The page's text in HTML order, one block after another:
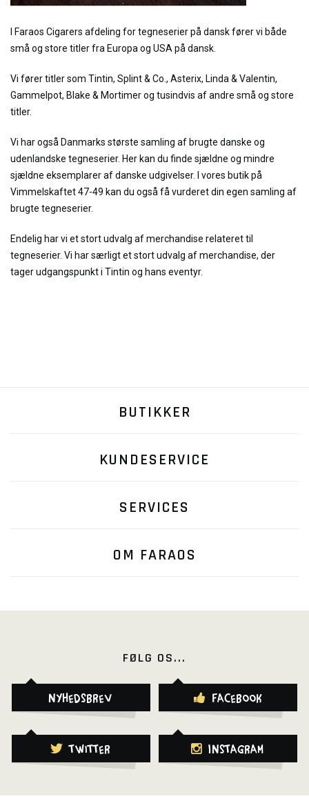
I Faraos Cigarers afdeling for tegneserier på dansk fører vi både
små og store titler fra Europa og USA på dansk.
Vi fører titler som Tintin, Splint & Co., Asterix, Linda & Valentin,
Gammelpot, Blake & Mortimer og tusindvis af andre små og store
titler.
Vi har også Danmarks største samling af brugte danske og
udenlandske tegneserier. Her kan du finde sjældne og mindre
sjældne eksemplarer af danske udgivelser. I vores butik på
Vimmelskaftet 47-49 kan du også få vurderet din egen samling af
brugte tegneserier.
Endelig har vi et stort udvalg af merchandise relateret til
tegneserier. Vi har særligt et stort udvalg af merchandise, der
tager udgangspunkt i Tintin og hans eventyr.
BUTIKKER
KUNDESERVICE
SERVICES
OM FARAOS
FØLG OS...
Nyhedsbrev Facebook
Twitter Instagram